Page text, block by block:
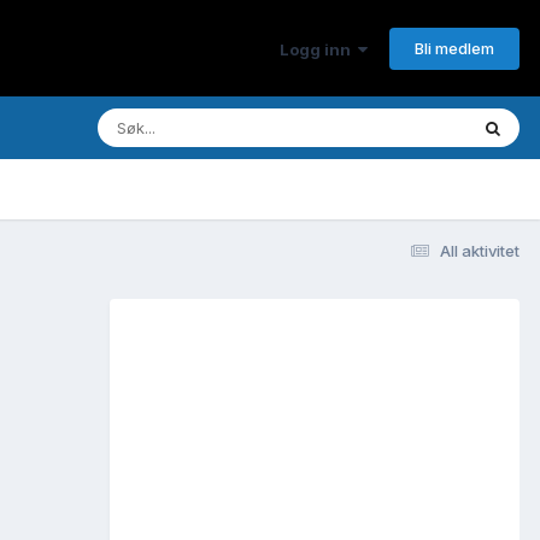
Logg inn Bli medlem
All aktivitet